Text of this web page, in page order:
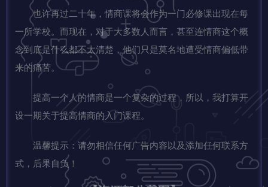
也许再过二十年，情商课将会作为一门必修课出现在每
一所学校。而现在，对于大多数人而言，甚至连情商这个概
念到底是什么都不太清楚，他们只是莫名地遭受情商偏低带
来的痛苦。
提高一个人的情商是一个复杂的过程，所以，我打算开
设一期关于提高情商的入门课程。
温馨提示：请勿相信任何广告内容以及添加任何联系方
式，后果自负！